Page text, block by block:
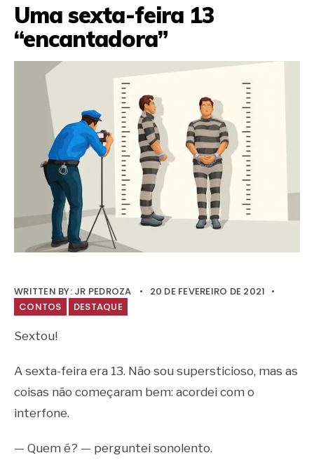
Uma sexta-feira 13
“encantadora”
WRITTEN BY: JR PEDROZA • 20 DE FEVEREIRO DE 2021 •
CONTOS
DESTAQUE
Sextou!
A sexta-feira era 13. Não sou supersticioso, mas as
coisas não começaram bem: acordei com o
interfone.
— Quem é? — perguntei sonolento.